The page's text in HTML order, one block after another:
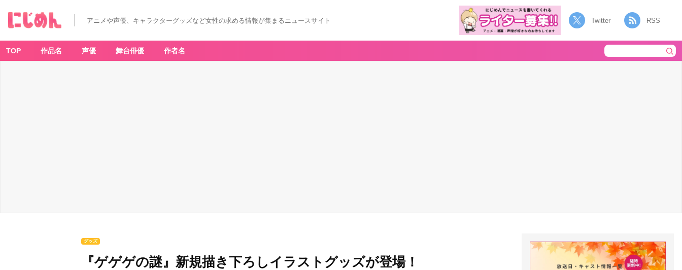
アニメや声優、キャラクターグッズなど女性の求める情報が集まるニュースサイト Twitter RSS
TOP 作品名 声優 舞台俳優 作者名
グッズ
『ゲゲゲの謎』新規描き下ろしイラストグッズが登場！